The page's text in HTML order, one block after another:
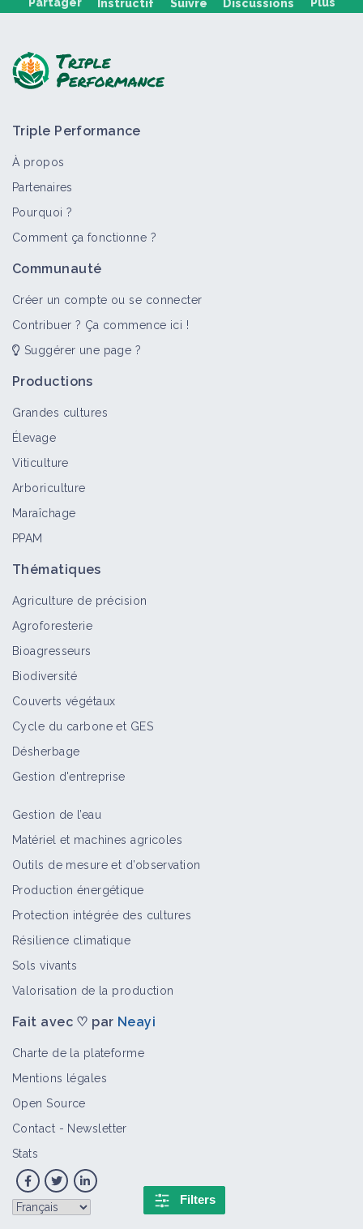
Filters
Instructif Suivre Discussions
Tout Structure Territoire
Structure
Le Maraicheur
d'interculture et permanents en
et Loire
Retour d'expérience
Couverts permanents en agriculture
Triple Performance
À propos
Partenaires
Pourquoi ?
Comment ça fonctionne ?
Communauté
Créer un compte ou se connecter
Contribuer ? Ça commence ici !
Suggérer une page ?
Productions
Grandes cultures
Élevage
Viticulture
Arboriculture
Maraîchage
PPAM
Thématiques
Agriculture de précision
Agroforesterie
Bioagresseurs
Biodiversité
Couverts végétaux
Cycle du carbone et GES
Désherbage
Gestion d'entreprise
Gestion de l’eau
Matériel et machines agricoles
Outils de mesure et d’observation
Production énergétique
Protection intégrée des cultures
Résilience climatique
Sols vivants
Valorisation de la production
Fait avec ♡ par Neayi
Charte de la plateforme
Mentions légales
Open Source
Contact - Newsletter
Stats